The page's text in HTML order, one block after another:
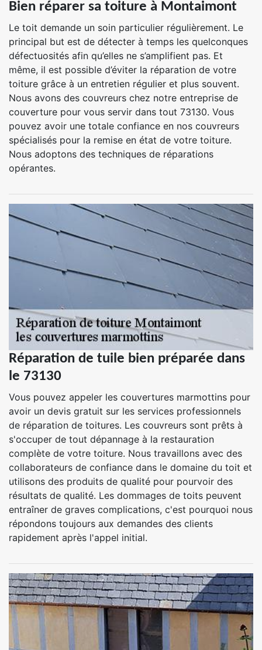
Bien réparer sa toiture à Montaimont
Le toit demande un soin particulier régulièrement. Le
principal but est de détecter à temps les quelconques
défectuosités afin qu’elles ne s’amplifient pas. Et
même, il est possible d’éviter la réparation de votre
toiture grâce à un entretien régulier et plus souvent.
Nous avons des couvreurs chez notre entreprise de
couverture pour vous servir dans tout 73130. Vous
pouvez avoir une totale confiance en nos couvreurs
spécialisés pour la remise en état de votre toiture.
Nous adoptons des techniques de réparations
opérantes.
Réparation de tuile bien préparée dans
le 73130
Vous pouvez appeler les couvertures marmottins pour
avoir un devis gratuit sur les services professionnels
de réparation de toitures. Les couvreurs sont prêts à
s'occuper de tout dépannage à la restauration
complète de votre toiture. Nous travaillons avec des
collaborateurs de confiance dans le domaine du toit et
utilisons des produits de qualité pour pourvoir des
résultats de qualité. Les dommages de toits peuvent
entraîner de graves complications, c'est pourquoi nous
répondons toujours aux demandes des clients
rapidement après l'appel initial.